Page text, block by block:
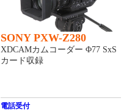
SONY PXW-Z280
XDCAMカムコーダー Φ77 SxS
カード収録
電話受付